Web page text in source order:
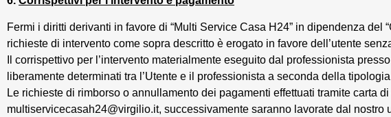
Fermi i diritti derivanti in favore di “Multi Service Casa H24” in dipendenza
richieste di intervento come sopra descritto è erogato in favore dell’utente
Il corrispettivo per l’intervento materialmente eseguito dal professionista
liberamente determinati tra l’Utente e il professionista a seconda della
Le richieste di rimborso o annullamento dei pagamenti effettuati tramite carta
multiservicecasah24@virgilio.it, successivamente saranno lavorate dal